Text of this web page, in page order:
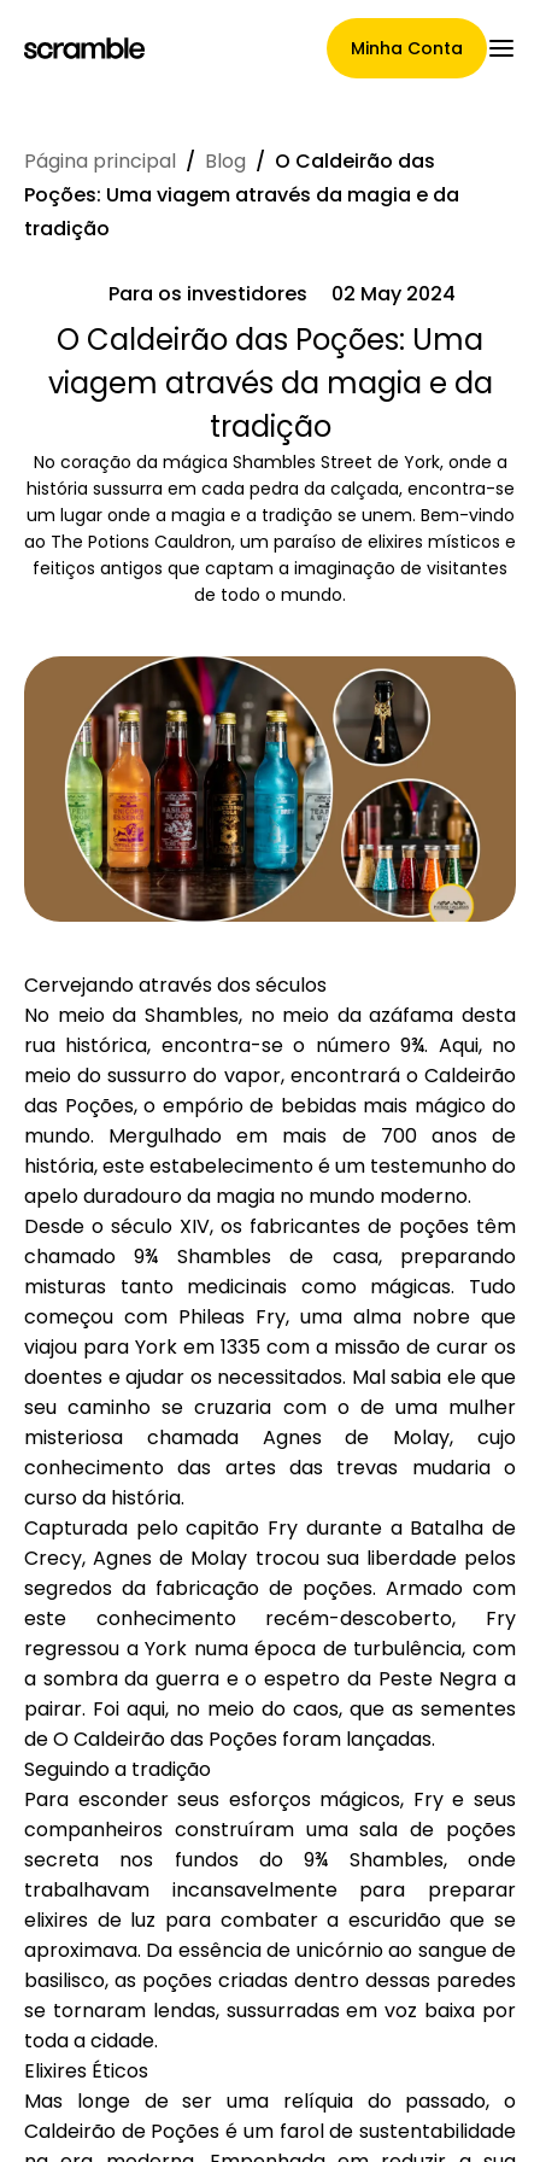
Minha Conta
Página Principal
Termos de cessão de
reclamações
Galeria de Marcas
Seleção de Marca
Calculadoras
Histórico de Rondas
Blog
Contacte-nos
Ajuda
Minha Conta
Obter Financiamento
ask@scrambleup.com
Página principal / Blog / O Caldeirão das
Poções: Uma viagem através da magia e da
tradição
Para os investidores 02 May 2024
O Caldeirão das Poções: Uma
viagem através da magia e da
tradição
No coração da mágica Shambles Street de York, onde a
história sussurra em cada pedra da calçada, encontra-se
um lugar onde a magia e a tradição se unem. Bem-vindo
ao The Potions Cauldron, um paraíso de elixires místicos e
feitiços antigos que captam a imaginação de visitantes
de todo o mundo.
Cervejando através dos séculos
No meio da Shambles, no meio da azáfama desta
rua histórica, encontra-se o número 9¾. Aqui, no
meio do sussurro do vapor, encontrará o Caldeirão
das Poções, o empório de bebidas mais mágico do
mundo. Mergulhado em mais de 700 anos de
história, este estabelecimento é um testemunho do
apelo duradouro da magia no mundo moderno.
Desde o século XIV, os fabricantes de poções têm
chamado 9¾ Shambles de casa, preparando
misturas tanto medicinais como mágicas. Tudo
começou com Phileas Fry, uma alma nobre que
viajou para York em 1335 com a missão de curar os
doentes e ajudar os necessitados. Mal sabia ele que
seu caminho se cruzaria com o de uma mulher
misteriosa chamada Agnes de Molay, cujo
conhecimento das artes das trevas mudaria o
curso da história.
Capturada pelo capitão Fry durante a Batalha de
Crecy, Agnes de Molay trocou sua liberdade pelos
segredos da fabricação de poções. Armado com
este conhecimento recém-descoberto, Fry
regressou a York numa época de turbulência, com
a sombra da guerra e o espetro da Peste Negra a
pairar. Foi aqui, no meio do caos, que as sementes
de O Caldeirão das Poções foram lançadas.
Seguindo a tradição
Para esconder seus esforços mágicos, Fry e seus
companheiros construíram uma sala de poções
secreta nos fundos do 9¾ Shambles, onde
trabalhavam incansavelmente para preparar
elixires de luz para combater a escuridão que se
aproximava. Da essência de unicórnio ao sangue de
basilisco, as poções criadas dentro dessas paredes
se tornaram lendas, sussurradas em voz baixa por
toda a cidade.
Elixires Éticos
Mas longe de ser uma relíquia do passado, o
Caldeirão de Poções é um farol de sustentabilidade